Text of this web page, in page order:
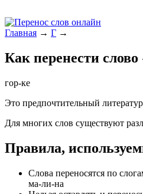
Главная → Г →
Как перенести слово
гор-ке
Это предпочтительный
Для многих слов существуют
Правила,
Слова переносятся по
ма-ли-на